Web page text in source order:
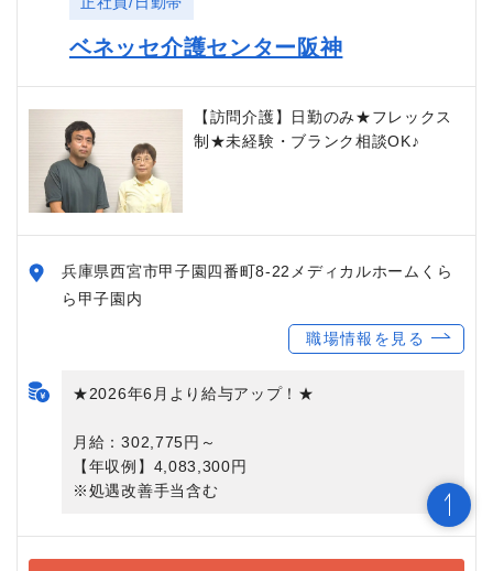
ベネッセ介護センター阪神
【訪問介護】日勤のみ★フレックス
制★未経験・ブランク相談OK♪
兵庫県西宮市甲子園四番町8-22メディカルホームくら
ら甲子園内
職場情報を見る
★2026年6月より給与アップ！★
月給：302,775円～
【年収例】4,083,300円
※処遇改善手当含む